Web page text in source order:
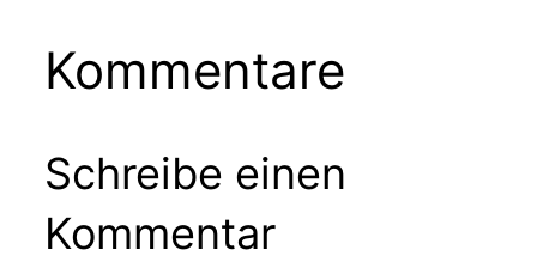
Kommentare
Schreibe einen
Kommentar